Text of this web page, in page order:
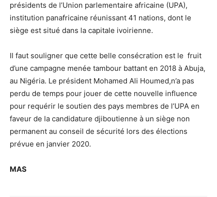
présidents de l’Union parlementaire africaine (UPA),
institution panafricaine réunissant 41 nations, dont le
siège est situé dans la capitale ivoirienne.
Il faut souligner que cette belle consécration est le fruit
d’une campagne menée tambour battant en 2018 à Abuja,
au Nigéria. Le président Mohamed Ali Houmed,n’a pas
perdu de temps pour jouer de cette nouvelle influence
pour requérir le soutien des pays membres de l’UPA en
faveur de la candidature djiboutienne à un siège non
permanent au conseil de sécurité lors des élections
prévue en janvier 2020.
MAS